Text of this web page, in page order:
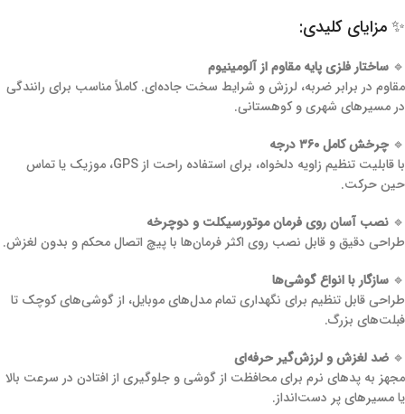
✨ مزایای کلیدی:
🔹 ساختار فلزی پایه مقاوم از آلومینیوم
مقاوم در برابر ضربه، لرزش و شرایط سخت جاده‌ای. کاملاً مناسب برای رانندگی
در مسیرهای شهری و کوهستانی.
🔹 چرخش کامل ۳۶۰ درجه
با قابلیت تنظیم زاویه دلخواه، برای استفاده راحت از GPS، موزیک یا تماس
حین حرکت.
🔹 نصب آسان روی فرمان موتورسیکلت و دوچرخه
طراحی دقیق و قابل نصب روی اکثر فرمان‌ها با پیچ‌ اتصال محکم و بدون لغزش.
🔹 سازگار با انواع گوشی‌ها
طراحی قابل تنظیم برای نگهداری تمام مدل‌های موبایل، از گوشی‌های کوچک تا
فبلت‌های بزرگ.
🔹 ضد لغزش و لرزش‌گیر حرفه‌ای
مجهز به پدهای نرم برای محافظت از گوشی و جلوگیری از افتادن در سرعت بالا
یا مسیرهای پر دست‌انداز.